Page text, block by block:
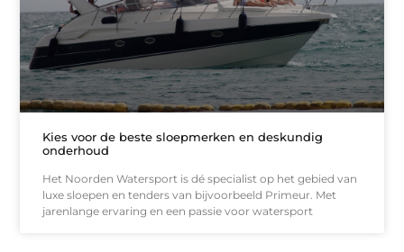
Kies voor de beste sloepmerken en deskundig
onderhoud
Het Noorden Watersport is dé specialist op het gebied van
luxe sloepen en tenders van bijvoorbeeld Primeur. Met
jarenlange ervaring en een passie voor watersport